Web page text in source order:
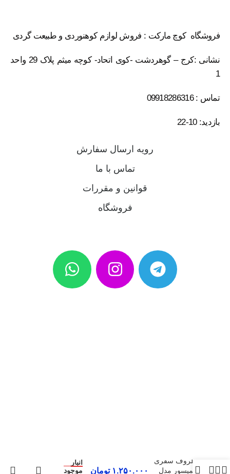
فروشگاه کوچ مارکت : فروش لوازم کوهنوردی و طبیعت گردی
نشانی :کرج – گوهردشت -کوی اتحاد- کوچه میثم پلاک 29 واحد
1
تماس : 09918286316
بازدید: 10-22
رویه ارسال سفارش
تماس با ما
قوانین و مقررات
فروشگاه
ظروف سفری
کمپسور مدل
۱.۲۵۰.۰۰۰ تومان
انبار
موجود